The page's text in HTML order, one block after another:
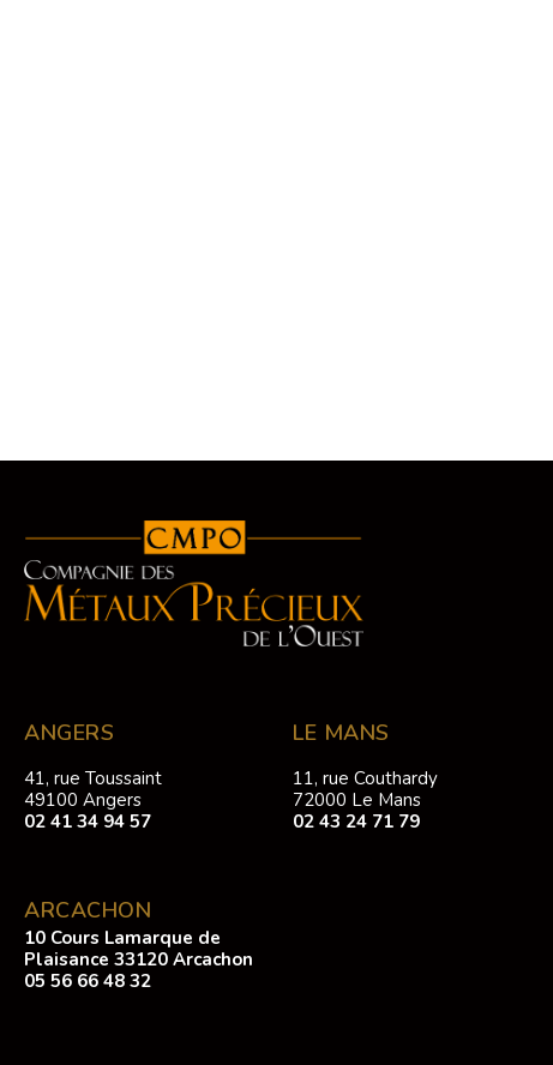
ANGERS
41, rue Toussaint
49100 Angers
02 41 34 94 57
ARCACHON
10 Cours Lamarque de
Plaisance 33120 Arcachon
05 56 66 48 32
LE MANS
11, rue Couthardy
72000 Le Mans
02 43 24 71 79